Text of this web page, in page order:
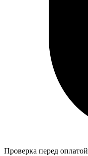
Проверка перед оплатой